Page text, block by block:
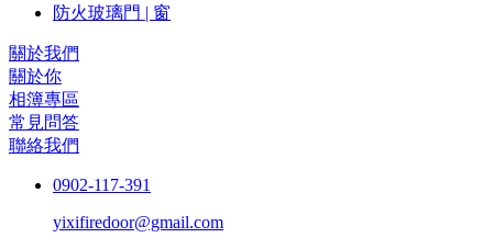
防火玻璃門 | 窗
關於我們
關於你
相簿專區
常見問答
聯絡我們
0902-117-391
yixifiredoor@gmail.com